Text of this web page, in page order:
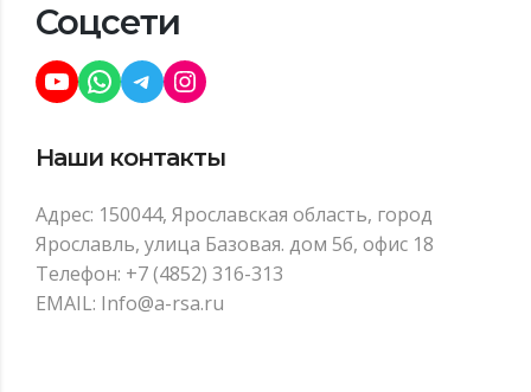
Соцсети
YouTube
WhatsApp
Telegram
Instagram
Наши контакты
Адрес: 150044, Ярославская область, город
Ярославль, улица Базовая. дом 5б, офис 18
Телефон: +7 (4852) 316-313
EMAIL: Info@a-rsa.ru